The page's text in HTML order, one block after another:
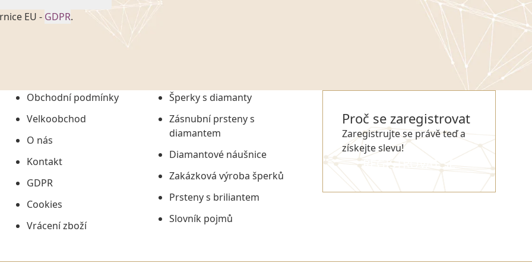
EU - GDPR.
č. 101/2000 Sb. v
uchováním veškerých
údajů či jako jeho
informací, nejdéle
Obchodní podmínky
Velkoobchod
O nás
Kontakt
GDPR
Cookies
Vrácení zboží
Šperky s diamanty
Zásnubní prsteny s
diamantem
Diamantové náušnice
Zakázková výroba šperků
Prsteny s briliantem
Slovník pojmů
Proč se zaregistrovat
Zaregistrujte se právě teď a
získejte slevu!
REGISTROVAT SE